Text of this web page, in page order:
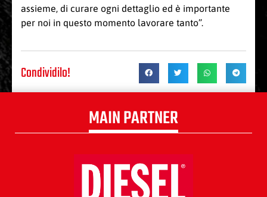
assieme, di curare ogni dettaglio ed è importante
per noi in questo momento lavorare tanto”.
Condividilo!
MAIN PARTNER